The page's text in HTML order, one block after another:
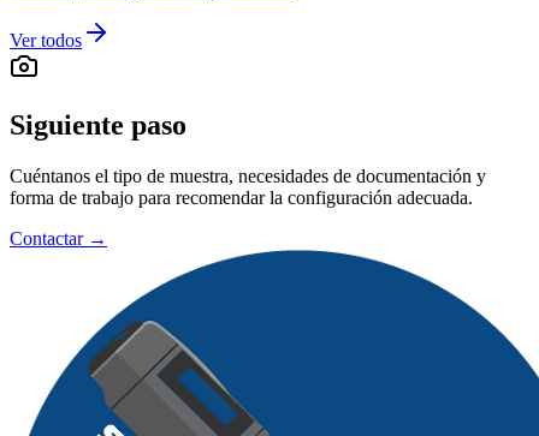
Ver todos
Siguiente paso
Cuéntanos el tipo de muestra, necesidades de documentación y
forma de trabajo para recomendar la configuración adecuada.
Contactar →